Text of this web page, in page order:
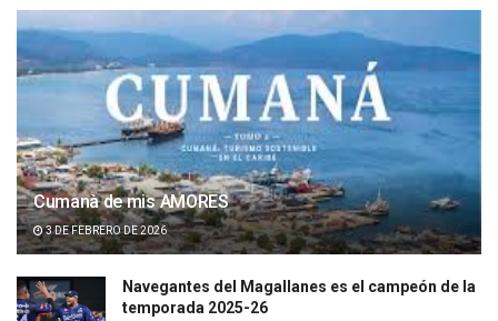
Cumanà de mis AMORES
3 DE FEBRERO DE 2026
Navegantes del Magallanes es el campeón de la
temporada 2025-26